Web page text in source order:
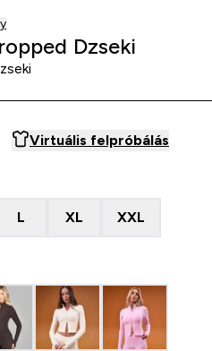
reviews
Dzseki
Virtuális felpróbálás
L XL XXL